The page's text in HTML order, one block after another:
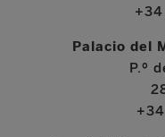
Palacio del
P.º